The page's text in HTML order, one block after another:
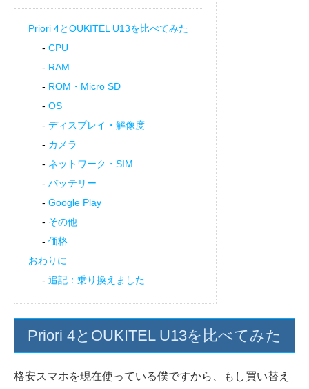
Priori 4とOUKITEL U13を比べてみた
CPU
RAM
ROM・Micro SD
OS
ディスプレイ・解像度
カメラ
ネットワーク・SIM
バッテリー
Google Play
その他
価格
おわりに
追記：乗り換えました
Priori 4とOUKITEL U13を比べてみた
格安スマホを現在使っている僕ですから、もし買い替え